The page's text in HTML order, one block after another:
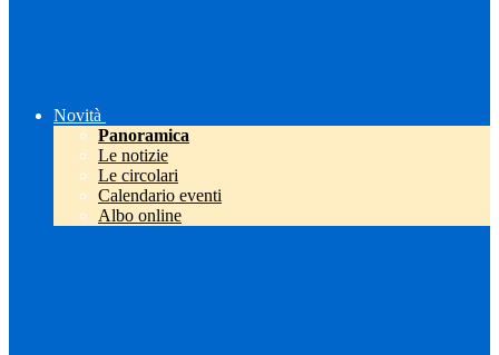
Novità
Panoramica
Le notizie
Le circolari
Calendario eventi
Albo online